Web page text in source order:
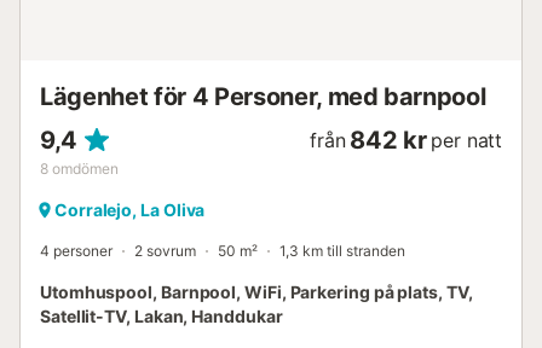
Lägenhet för 4 Personer, med barnpool
9,4
8 omdömen
från 842 kr per natt
Corralejo, La Oliva
4 personer 2 sovrum 50 m² 1,3 km till stranden
Utomhuspool, Barnpool, WiFi, Parkering på plats, TV,
Satellit-TV, Lakan, Handdukar